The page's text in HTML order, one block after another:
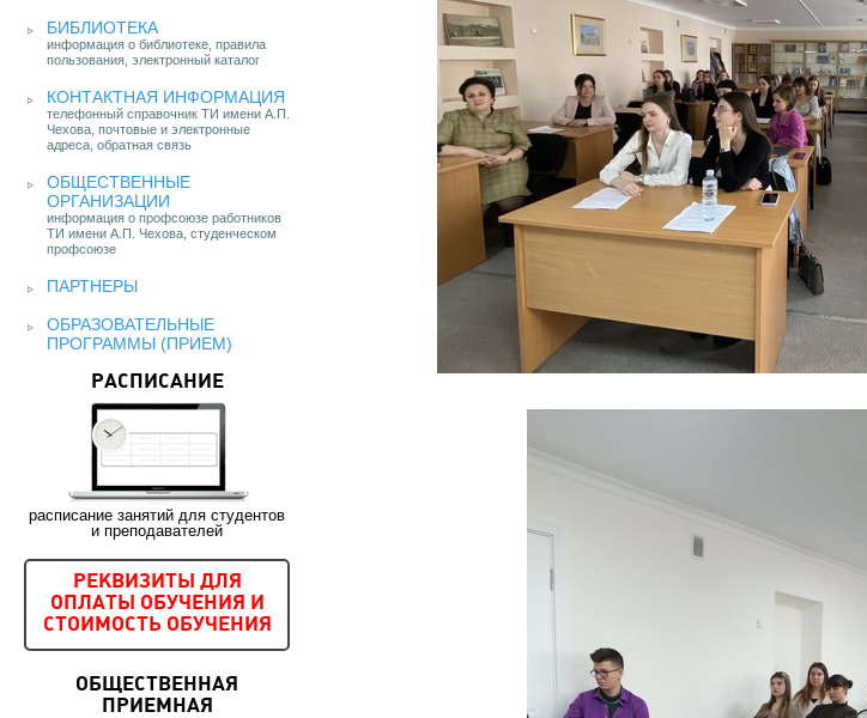
БИБЛИОТЕКА
информация о библиотеке, правила
пользования, электронный каталог
КОНТАКТНАЯ ИНФОРМАЦИЯ
телефонный справочник ТИ имени А.П.
Чехова, почтовые и электронные
адреса, обратная связь
ОБЩЕСТВЕННЫЕ
ОРГАНИЗАЦИИ
информация о профсоюзе работников
ТИ имени А.П. Чехова, студенческом
профсоюзе
ПАРТНЕРЫ
ОБРАЗОВАТЕЛЬНЫЕ
ПРОГРАММЫ (ПРИЕМ)
РАСПИСАНИЕ
расписание занятий для студентов
и преподавателей
РЕКВИЗИТЫ ДЛЯ
ОПЛАТЫ ОБУЧЕНИЯ И
СТОИМОСТЬ ОБУЧЕНИЯ
ОБЩЕСТВЕННАЯ
ПРИЕМНАЯ